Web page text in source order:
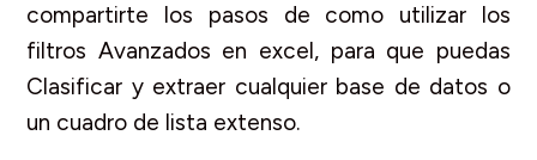
compartirte los pasos de como utilizar los
filtros Avanzados en excel, para que puedas
Clasificar y extraer cualquier base de datos o
un cuadro de lista extenso.